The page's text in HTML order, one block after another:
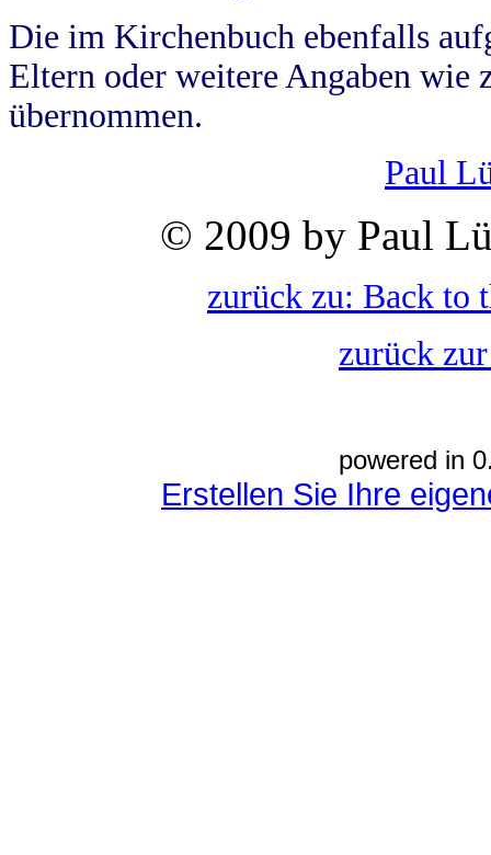
Die im Kirchenbuch ebenfalls
Eltern oder weitere Angaben wie
übernommen.
Paul
© 2009 by Paul
zurück zu: Back to
zurück
powered in
Erstellen Sie Ihre